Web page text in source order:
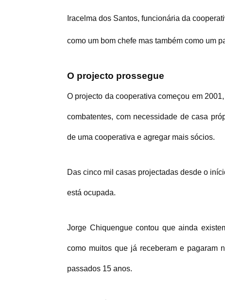
Iracelma dos Santos, funcionária da
como um bom chefe mas também como um
O projecto prossegue
O projecto da cooperativa começou em
combatentes, com necessidade de casa
de uma cooperativa e agregar mais sócios.
Das cinco mil casas projectadas desde o
está ocupada.
Jorge Chiquengue contou que ainda
como muitos que já receberam e pagaram
passados 15 anos.